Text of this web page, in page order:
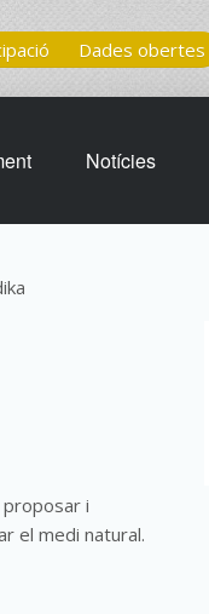
Dades obertes
Notícies
i
el medi natural.